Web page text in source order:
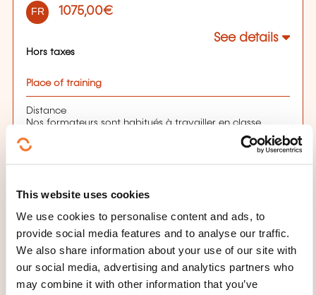
This website uses cookies
We use cookies to personalise content and ads, to
provide social media features and to analyse our traffic.
We also share information about your use of our site with
our social media, advertising and analytics partners who
may combine it with other information that you’ve
FR 1075,00€
See details
Hors taxes
Place of training
Distance
Nos formateurs sont habitués à travailler en classe
virtuelle (visio-conférence). Au préalable, nous réalisons
un audit afin de s’assurer systématiquement en amont
session.
après test de connexion en amont) nous vous suggérons
de prévoir:
Une connexion internet stable,
Idéalement 2 écrans (dont 1 pour interactivité et 1 pour
poste de travail et prise en main éventuelle à distance
par le formateur),